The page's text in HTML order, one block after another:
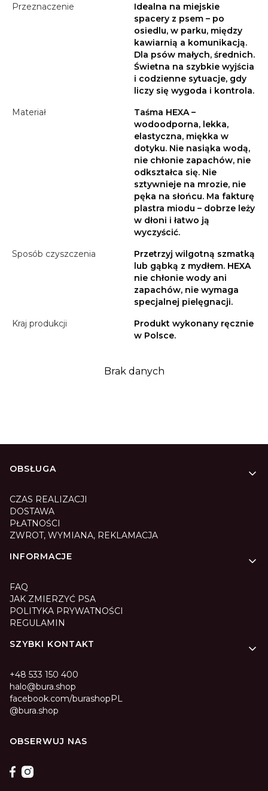
Przeznaczenie
Idealna na miejskie
spacery z psem – po
osiedlu, w parku, między
kawiarnią a komunikacją.
Dla psów małych, średnich.
Świetna na szybkie wyjścia
i codzienne sytuacje, gdy
liczy się wygoda i kontrola.
Materiał
Taśma HEXA –
wodoodporna, lekka,
elastyczna, miękka w
dotyku. Nie nasiąka wodą,
nie chłonie zapachów, nie
odkształca się. Nie
sztywnieje na mrozie, nie
pęka na słońcu. Ma fakturę
plastra miodu – dobrze leży
w dłoni i łatwo ją
wyczyścić.
Sposób czyszczenia
Przetrzyj wilgotną szmatką
lub gąbką z mydłem. HEXA
nie chłonie wody ani
zapachów, nie wymaga
specjalnej pielęgnacji.
Kraj produkcji
Produkt wykonany ręcznie
w Polsce.
Brak danych
Linki w stopce
OBSŁUGA
CZAS REALIZACJI
DOSTAWA
PŁATNOŚCI
ZWROT, WYMIANA, REKLAMACJA
INFORMACJE
FAQ
JAK ZMIERZYĆ PSA
POLITYKA PRYWATNOŚCI
REGULAMIN
SZYBKI KONTAKT
+48 533 150 400
halo@bura.shop
facebook.com/burashopPL
@bura.shop
OBSERWUJ NAS